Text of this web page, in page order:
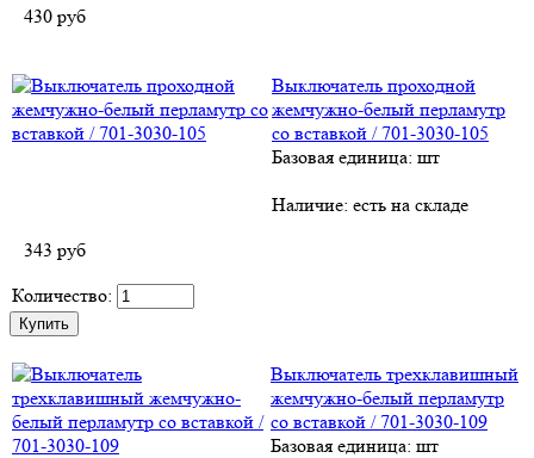
430 руб
Выключатель проходной
жемчужно-белый перламутр
со вставкой / 701-3030-105
Базовая единица: шт
Наличие: есть на складе
343 руб
Количество:
Выключатель трехклавишный
жемчужно-белый перламутр
со вставкой / 701-3030-109
Базовая единица: шт